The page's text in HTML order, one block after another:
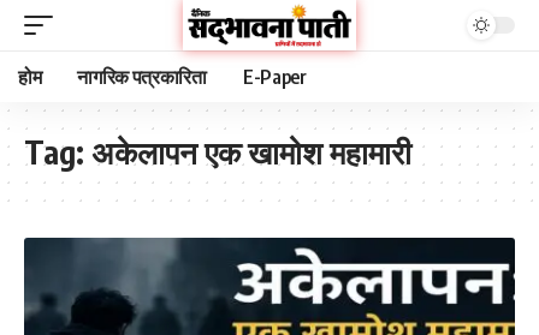
होम नागरिक पत्रकारिता E-Paper
Tag: अकेलापन एक खामोश महामारी